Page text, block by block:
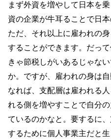
まず外資を増やして日本を
資の企業が牛耳ることで日
ただ、それ以上に雇われの
することができます。だっ
きゃ節税しがいあるじゃな
か。ですが、雇われの身は
なれば、支配層は雇われる
れる側を増やすことで自分
ているのかなと。要するに
するために個人事業主だと